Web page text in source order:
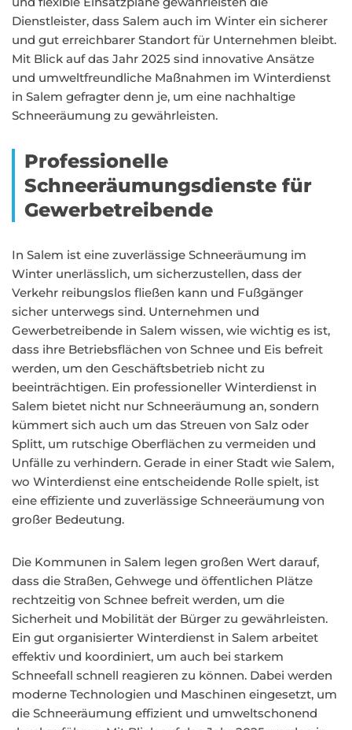
Dienstleister, dass Salem auch im Winter ein sicherer
und gut erreichbarer Standort für Unternehmen bleibt.
Mit Blick auf das Jahr 2025 sind innovative Ansätze
und umweltfreundliche Maßnahmen im Winterdienst
in Salem gefragter denn je, um eine nachhaltige
Schneeräumung zu gewährleisten.
Professionelle
Schneeräumungsdienste für
Gewerbetreibende
In Salem ist eine zuverlässige Schneeräumung im
Winter unerlässlich, um sicherzustellen, dass der
Verkehr reibungslos fließen kann und Fußgänger
sicher unterwegs sind. Unternehmen und
Gewerbetreibende in Salem wissen, wie wichtig es ist,
dass ihre Betriebsflächen von Schnee und Eis befreit
werden, um den Geschäftsbetrieb nicht zu
beeinträchtigen. Ein professioneller Winterdienst in
Salem bietet nicht nur Schneeräumung an, sondern
kümmert sich auch um das Streuen von Salz oder
Splitt, um rutschige Oberflächen zu vermeiden und
Unfälle zu verhindern. Gerade in einer Stadt wie Salem,
wo Winterdienst eine entscheidende Rolle spielt, ist
eine effiziente und zuverlässige Schneeräumung von
großer Bedeutung.
Die Kommunen in Salem legen großen Wert darauf,
dass die Straßen, Gehwege und öffentlichen Plätze
rechtzeitig von Schnee befreit werden, um die
Sicherheit und Mobilität der Bürger zu gewährleisten.
Ein gut organisierter Winterdienst in Salem arbeitet
effektiv und koordiniert, um auch bei starkem
Schneefall schnell reagieren zu können. Dabei werden
moderne Technologien und Maschinen eingesetzt, um
die Schneeräumung effizient und umweltschonend